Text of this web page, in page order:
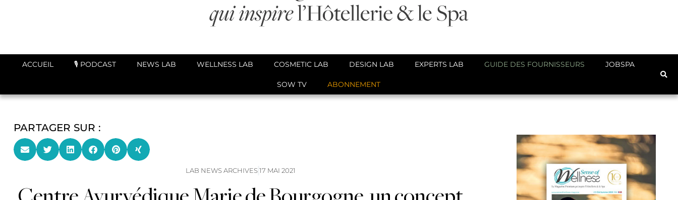
ACCUEIL 🎙️ PODCAST NEWS LAB WELLNESS LAB COSMETIC LAB DESIGN LAB EXPERTS LAB GUIDE DES FOURNISSEURS JOBSPA
SOW TV ABONNEMENT
PARTAGER SUR :
LAB NEWS ARCHIVES 17 MAI 2021